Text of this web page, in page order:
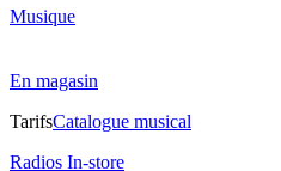
Musique
En magasin
TarifsCatalogue musical
Radios In-store